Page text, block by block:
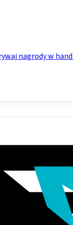
nagrody w